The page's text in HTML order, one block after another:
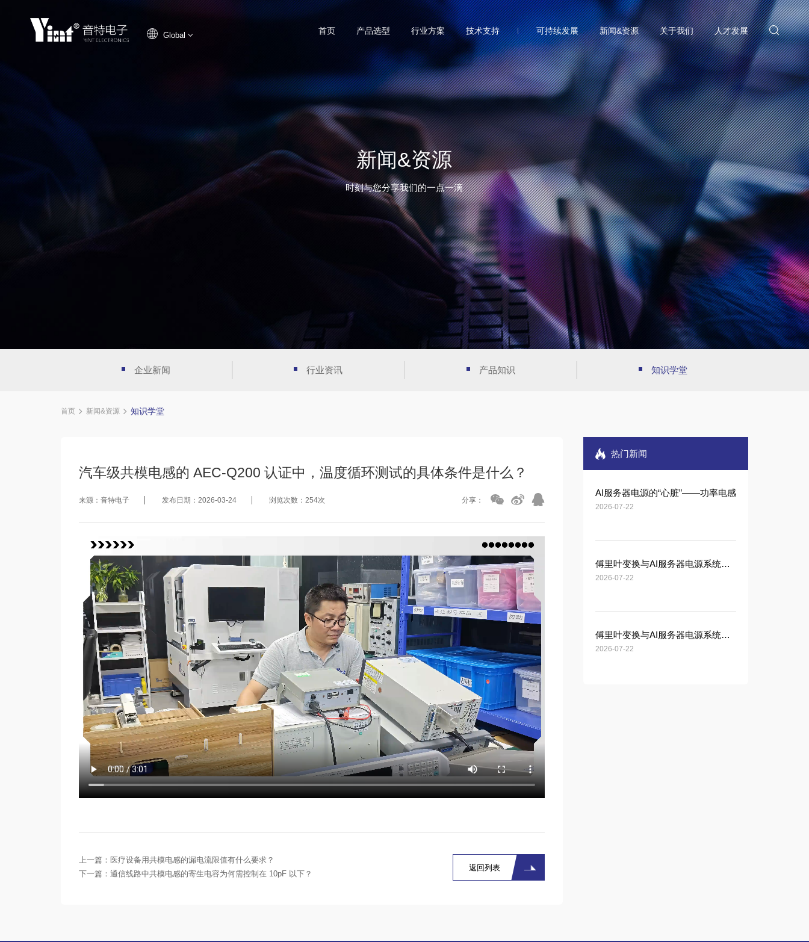
Global 首页 产品选型 行业方案 技术支持 可持续发展 新闻&资源 关于我们 人才发展
新闻&资源
时刻与您分享我们的一点一滴
企业新闻 行业资讯 产品知识 知识学堂
首页 新闻&资源 知识学堂
汽车级共模电感的 AEC-Q200 认证中，温度循环测试的具体条件是什么？
来源：音特电子 发布日期：2026-03-24 浏览次数：254次 分享：
上一篇： 医疗设备用共模电感的漏电流限值有什么要求？
下一篇： 通信线路中共模电感的寄生电容为何需控制在 10pF 以下？
返回列表
热门新闻
AI服务器电源的“心脏”——功率电感
2026-07-22
傅里叶变换与AI服务器电源系统（二）
2026-07-22
傅里叶变换与AI服务器电源系统（一）
2026-07-22